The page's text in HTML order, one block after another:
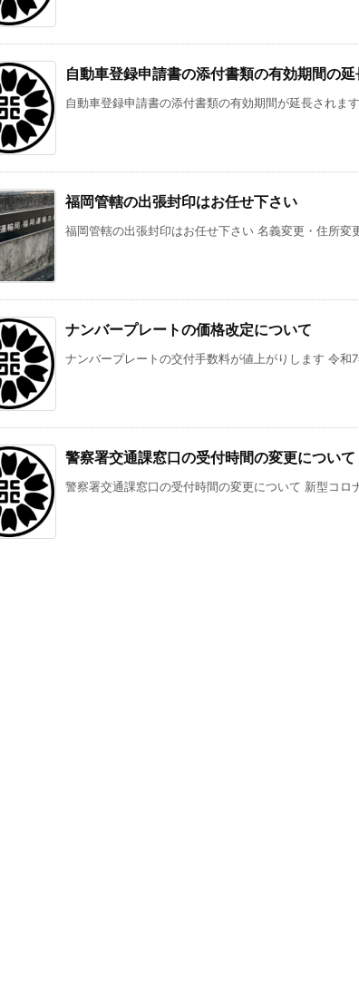
自動車登録申請書の添付書類の有効期間の延
自動車登録申請書の添付書類の有効期間が延長されま
福岡管轄の出張封印はお任せ下さい
福岡管轄の出張封印はお任せ下さい 名義変更・住所
ナンバープレートの価格改定について
ナンバープレートの交付手数料が値上がりします 令和
警察署交通課窓口の受付時間の変更について
警察署交通課窓口の受付時間の変更について 新型コ